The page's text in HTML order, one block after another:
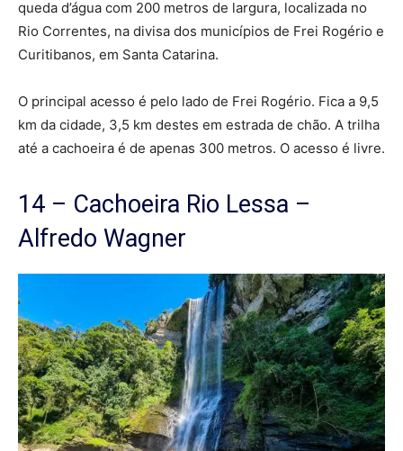
queda d’água com 200 metros de largura, localizada no
Rio Correntes, na divisa dos municípios de Frei Rogério e
Curitibanos, em Santa Catarina.
O principal acesso é pelo lado de Frei Rogério. Fica a 9,5
km da cidade, 3,5 km destes em estrada de chão. A trilha
até a cachoeira é de apenas 300 metros. O acesso é livre.
14 – Cachoeira Rio Lessa –
Alfredo Wagner